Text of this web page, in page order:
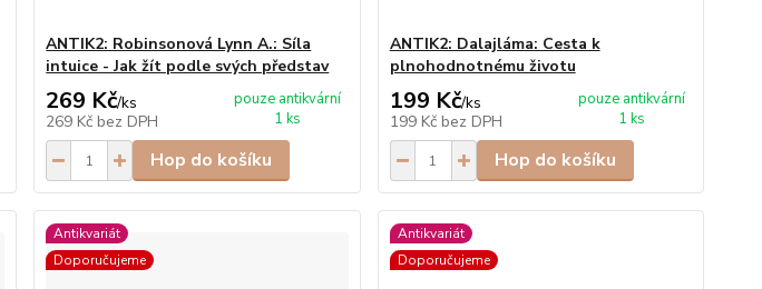
ANTIK2: Robinsonová Lynn A.: Síla
intuice - Jak žít podle svých představ
269 Kč/ks
269 Kč bez DPH
pouze antikvární
1 ks
Hop do košíku
ANTIK2: Dalajláma: Cesta k
plnohodnotnému životu
199 Kč/ks
199 Kč bez DPH
pouze antikvární
1 ks
Hop do košíku
Antikvariát
Doporučujeme
Antikvariát
Doporučujeme